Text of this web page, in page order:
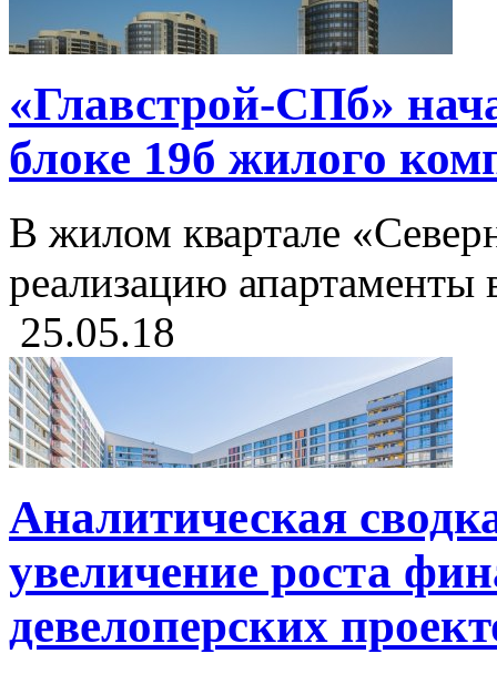
«Главстрой-СПб»
блоке 19б жилого
В жилом квартале
реализацию
25.05.18
Аналитическая
увеличение роста
девелоперских